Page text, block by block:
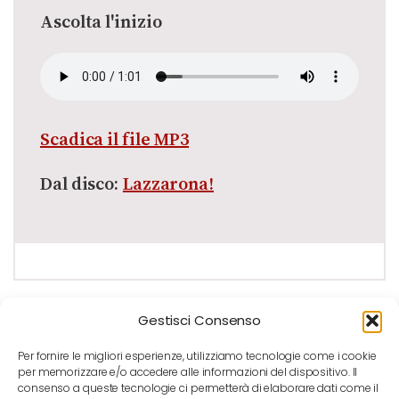
Gestisci Consenso
Per fornire le migliori esperienze, utilizziamo tecnologie come i cookie
per memorizzare e/o accedere alle informazioni del dispositivo. Il
consenso a queste tecnologie ci permetterà di elaborare dati come il
Ascolta l'inizio
Scadica il file MP3
Dal disco: Lazzarona!